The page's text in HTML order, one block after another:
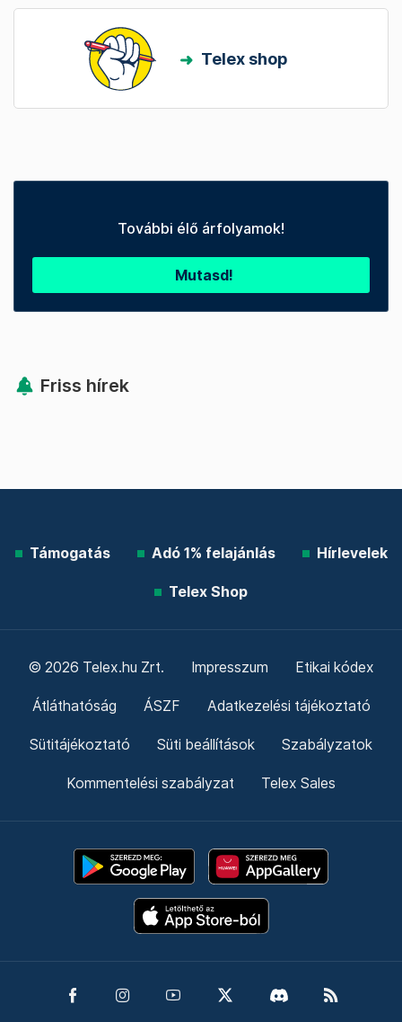
Telex shop
További élő árfolyamok!
Mutasd!
Friss hírek
Támogatás Adó 1% felajánlás Hírlevelek
Telex Shop
© 2026 Telex.hu Zrt. Impresszum Etikai kódex
Átláthatóság ÁSZF Adatkezelési tájékoztató
Sütitájékoztató Süti beállítások Szabályzatok
Kommentelési szabályzat Telex Sales